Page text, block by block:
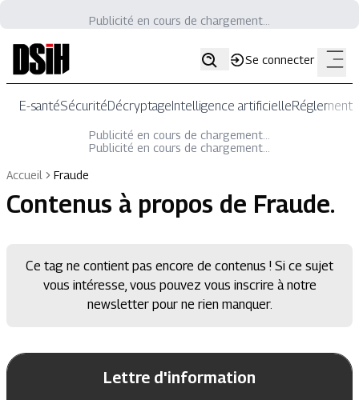
Publicité en cours de chargement...
Se connecter
E-santéSécuritéDécryptageIntelligence artificielle
Publicité en cours de chargement...
Publicité en cours de chargement...
Accueil
Fraude
Contenus à propos de Fraude.
Ce tag ne contient pas encore de contenus ! Si ce sujet
vous intéresse, vous pouvez vous inscrire à notre
newsletter pour ne rien manquer.
Lettre d'information